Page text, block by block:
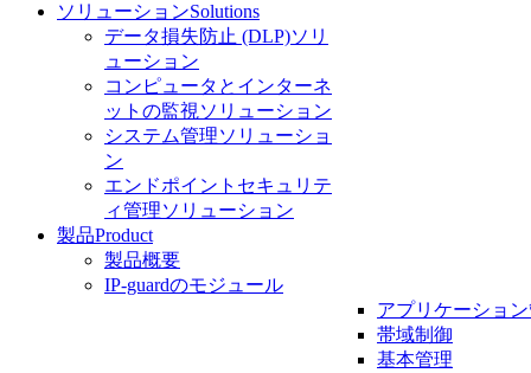
ソリューションSolutions
データ損失防止 (DLP)ソリ
ューション
コンピュータとインターネ
ットの監視ソリューション
システム管理ソリューショ
ン
エンドポイントセキュリテ
ィ管理ソリューション
製品Product
製品概要
IP-guardのモジュール
アプリケーショ
帯域制御
基本管理